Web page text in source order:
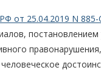
от 25.04.2019 N